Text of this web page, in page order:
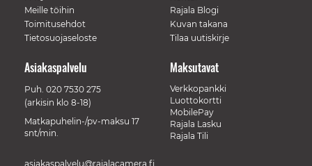
Meille töihin
Toimitusehdot
Tietosuojaseloste
Rajala Blogi
Kuvan takana
Tilaa uutiskirje
Maksutavat
Verkkopankki
Luottokortti
MobilePay
Rajala Lasku
Rajala Tili
Asiakaspalvelu
Puh. 020 7530 275
(arkisin klo 8-18)
Matkapuhelin-/pv-maksu 17
snt/min.
asiakaspalvelu@rajalacamera.fi